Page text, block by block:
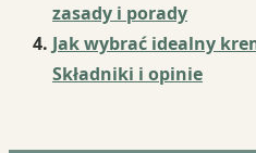
zasady i porady
Jak wybrać idealny
Składniki i opinie